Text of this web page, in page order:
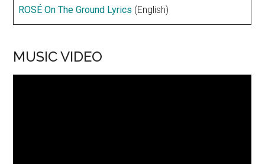
ROSÉ On The Ground Lyrics (English)
MUSIC VIDEO